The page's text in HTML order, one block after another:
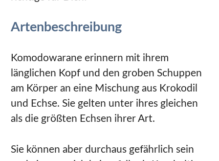
Artenbeschreibung
Komodowarane erinnern mit ihrem
länglichen Kopf und den groben Schuppen
am Körper an eine Mischung aus Krokodil
und Echse. Sie gelten unter ihres gleichen
als die größten Echsen ihrer Art.
Sie können aber durchaus gefährlich sein